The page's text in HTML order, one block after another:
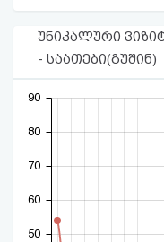
უნიკალური
- საათები(გუშინ)
50
60
70
80
90